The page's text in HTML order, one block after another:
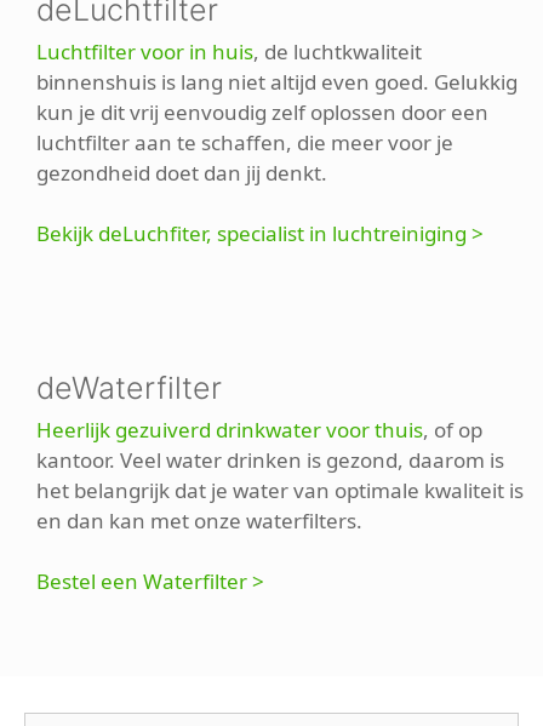
deLuchtfilter
Luchtfilter voor in huis, de luchtkwaliteit
binnenshuis is lang niet altijd even goed. Gelukkig
kun je dit vrij eenvoudig zelf oplossen door een
luchtfilter aan te schaffen, die meer voor je
gezondheid doet dan jij denkt.
Bekijk deLuchfiter, specialist in luchtreiniging >
deWaterfilter
Heerlijk gezuiverd drinkwater voor thuis, of op
kantoor. Veel water drinken is gezond, daarom is
het belangrijk dat je water van optimale kwaliteit is
en dan kan met onze waterfilters.
Bestel een Waterfilter >